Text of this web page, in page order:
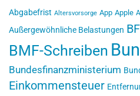
Abgabefrist Altersvorsorge App Apple
Außergewöhnliche Belastungen
BMF-Schreiben
Bundesfinanzministerium
Einkommensteuer